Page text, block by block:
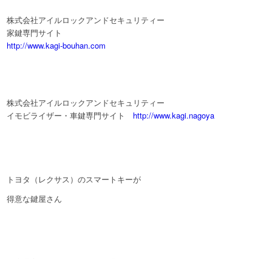
株式会社アイルロックアンドセキュリティー
家鍵専門サイト
http://www.kagi-bouhan.com
株式会社アイルロックアンドセキュリティー
イモビライザー・車鍵専門サイト http://www.kagi.nagoya
トヨタ（レクサス）のスマートキーが
得意な鍵屋さん